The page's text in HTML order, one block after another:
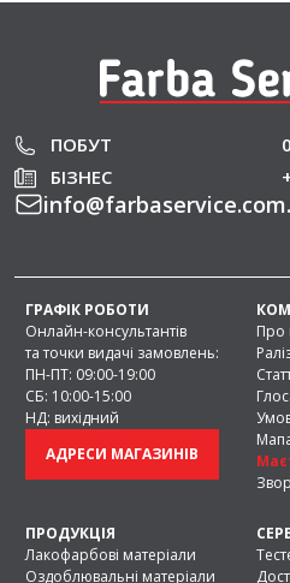
У
ПОБУТ
БІЗНЕС
info@
Про
ПРОДУКЦІЯ
Лакофарбові матеріали
Оздоблювальні матеріали
ГРАФІК РОБОТИ
Онлайн-консультантів
та точки видачі замовлень:
ПН-ПТ: 09:00-19:00
СБ: 10:00-15:00
НД: вихідний
АДРЕСИ МАГАЗИНІВ